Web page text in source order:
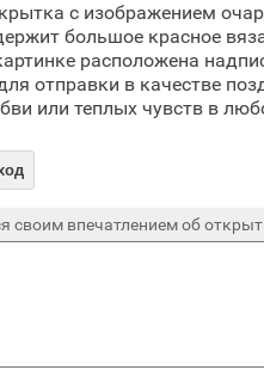
с изображением
большое красное
расположена
отправки в качестве
или теплых чувств в
своим впечатлением об